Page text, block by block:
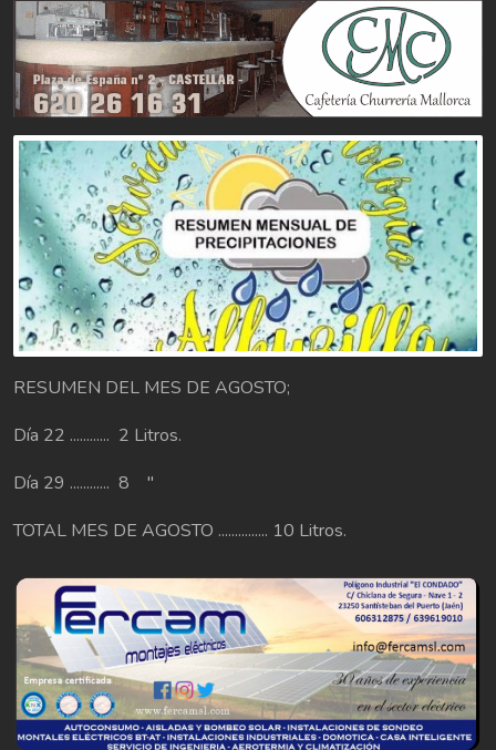
RESUMEN DEL MES DE AGOSTO;
Día 22 ............ 2 Litros.
Día 29 ............ 8 "
TOTAL MES DE AGOSTO ............... 10 Litros.